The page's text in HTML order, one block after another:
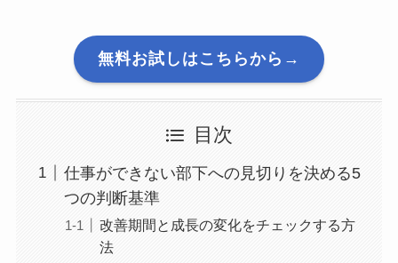
無料お試しはこちらから→
目次
仕事ができない部下への見切りを決める5
つの判断基準
改善期間と成長の変化をチェックする方
法